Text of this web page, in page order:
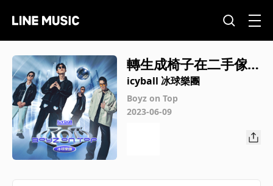
轉生成椅子在二手傢俱
店等待邂逅的我是否搞
錯了什麼 (Sit Down P
lease)
icyball 冰球樂團
Boyz on Top
2023-06-09